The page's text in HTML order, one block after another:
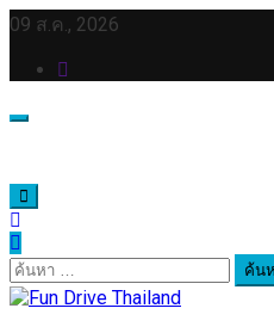
Skip
content
09 ส.ค., 2026
ค้นหา
สำหรับ: